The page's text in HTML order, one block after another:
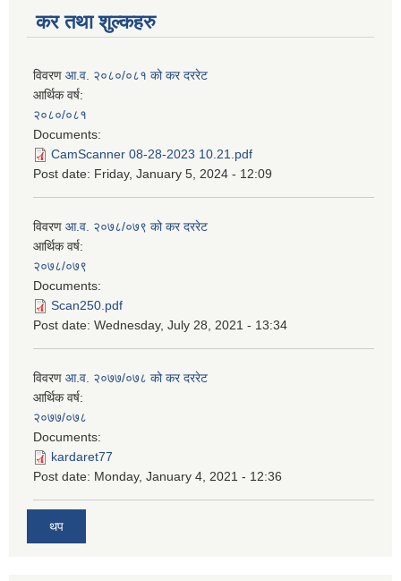
कर तथा शुल्कहरु
विवरण आ.व. २०८०/०८१ को कर दररेट
आर्थिक वर्ष:
२०८०/०८१
Documents:
CamScanner 08-28-2023 10.21.pdf
Post date: Friday, January 5, 2024 - 12:09
विवरण आ.व. २०७८/०७९ को कर दररेट
आर्थिक वर्ष:
२०७८/०७९
Documents:
Scan250.pdf
Post date: Wednesday, July 28, 2021 - 13:34
विवरण आ.व. २०७७/०७८ को कर दररेट
आर्थिक वर्ष:
२०७७/०७८
Documents:
kardaret77
Post date: Monday, January 4, 2021 - 12:36
थप